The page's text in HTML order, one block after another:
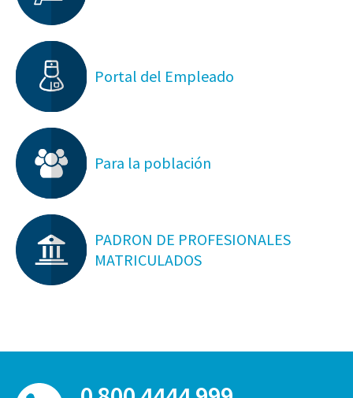
Portal del Empleado
Para la población
PADRON DE PROFESIONALES
MATRICULADOS